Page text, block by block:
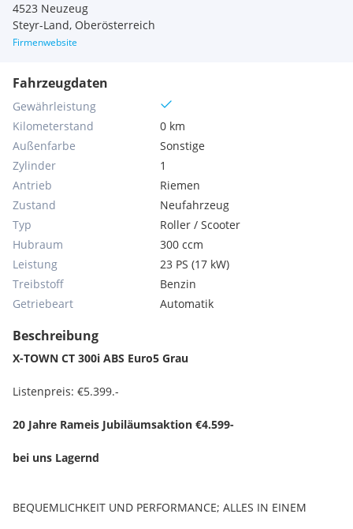
4523 Neuzeug
Steyr-Land, Oberösterreich
Firmenwebsite
Fahrzeugdaten
Gewährleistung
Kilometerstand
0 km
Außenfarbe
Sonstige
Zylinder
1
Antrieb
Riemen
Zustand
Neufahrzeug
Typ
Roller / Scooter
Hubraum
300 ccm
Leistung
23 PS (17 kW)
Treibstoff
Benzin
Getriebeart
Automatik
Beschreibung
X-TOWN CT 300i ABS Euro5 Grau
Listenpreis: €5.399.-
20 Jahre Rameis Jubiläumsaktion €4.599-
bei uns Lagernd
BEQUEMLICHKEIT UND PERFORMANCE; ALLES IN EINEM